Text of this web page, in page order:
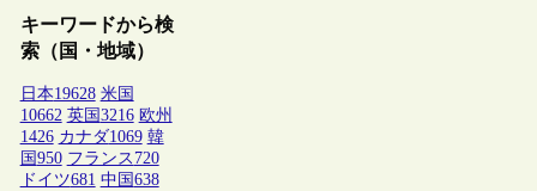
キーワードから検
索（国・地域）
日本19628 米国
10662 英国 3216 欧州
1426 カナダ1069 韓
国 950 フランス 720
ドイツ681 中国 638